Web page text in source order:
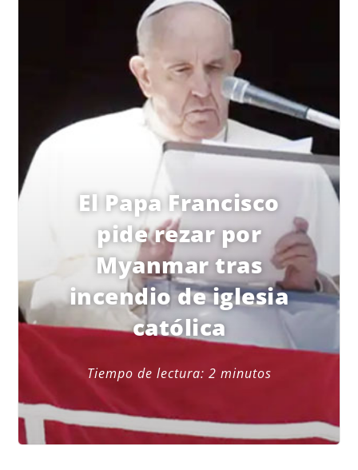
El Papa Francisco
pide rezar por
Myanmar tras
incendio de iglesia
católica
Tiempo de lectura: 2 minutos